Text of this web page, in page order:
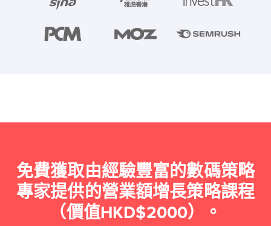
免費獲取由經驗豐富的數碼策略
專家提供的營業額增長策略課程
（價值HKD$2000）。